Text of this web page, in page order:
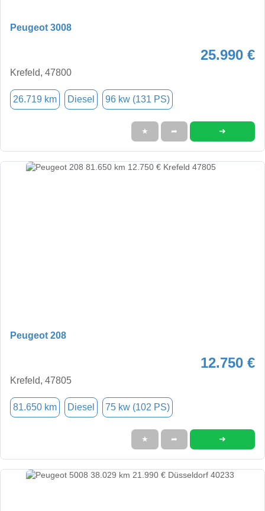
Peugeot 3008
25.990 €
Krefeld, 47800
26.719 km Diesel 96 kw (131 PS)
★ ➦ ➜
Peugeot 208
12.750 €
Krefeld, 47805
81.650 km Diesel 75 kw (102 PS)
★ ➦ ➜